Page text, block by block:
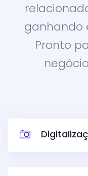
ganhando
Pronto